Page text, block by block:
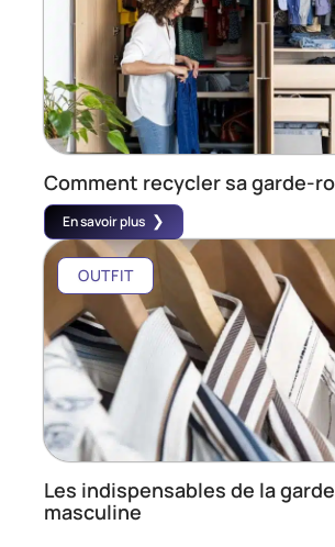
Comment recycler sa garde-
En savoir plus
OUTFIT
Les indispensables de la
masculine